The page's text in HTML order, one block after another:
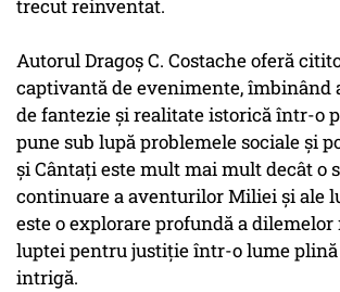
trecut reinventat.
Autorul Dragoș C. Costache oferă
captivantă de evenimente, îmbinând
de fantezie și realitate istorică într-o
pune sub lupă problemele sociale și
și Cântați este mult mai mult decât o
continuare a aventurilor Miliei și ale
este o explorare profundă a dilemelor
luptei pentru justiție într-o lume plină
intrigă.